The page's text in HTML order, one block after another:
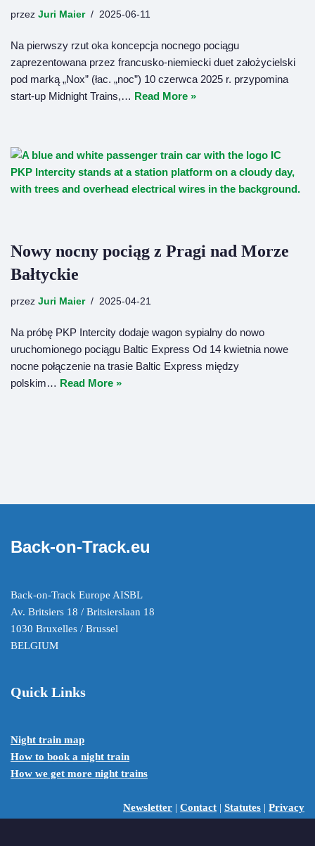
przez Juri Maier 2025-06-11
Na pierwszy rzut oka koncepcja nocnego pociągu
zaprezentowana przez francusko-niemiecki duet założycielski
pod marką „Nox” (łac. „noc”) 10 czerwca 2025 r. przypomina
start-up Midnight Trains,… Read More »
Nowy nocny pociąg z Pragi nad Morze
Bałtyckie
przez Juri Maier 2025-04-21
Na próbę PKP Intercity dodaje wagon sypialny do nowo
uruchomionego pociągu Baltic Express Od 14 kwietnia nowe
nocne połączenie na trasie Baltic Express między
polskim… Read More »
Back-on-Track.eu
Back-on-Track Europe AISBL
Av. Britsiers 18 / Britsierslaan 18
1030 Bruxelles / Brussel
BELGIUM
Quick Links
Night train map
How to book a night train
How we get more night trains
Newsletter | Contact | Statutes | Privacy